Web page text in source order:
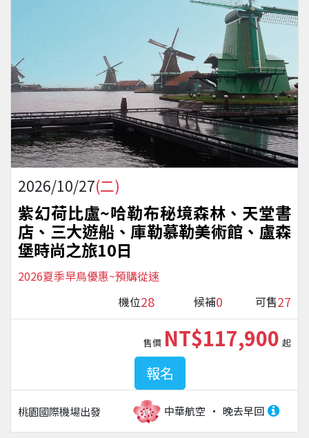
2026/10/27(二)
紫幻荷比盧~哈勒布秘境森林、天堂書
店、三大遊船、庫勒慕勒美術館、盧森
堡時尚之旅10日
2026夏季早鳥優惠~預購從速
機位28 候補0 可售27
桃園國際機場出發 中華航空 晚去早回
售價 NT$117,900 起
報名